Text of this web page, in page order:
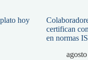
hoy
certifican
en normas